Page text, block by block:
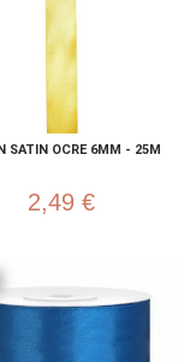
SATIN OCRE 6MM - 25M
2,49 €